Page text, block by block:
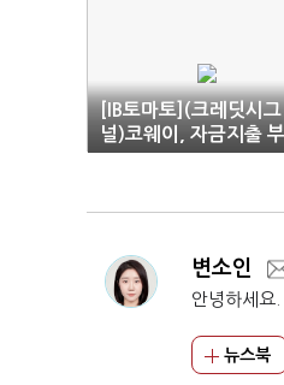
[IB토마토](크레딧시그
널)코웨이, 자금지출 부
담 커져도…재무안정성
변소인
안녕하세요.
뉴스북